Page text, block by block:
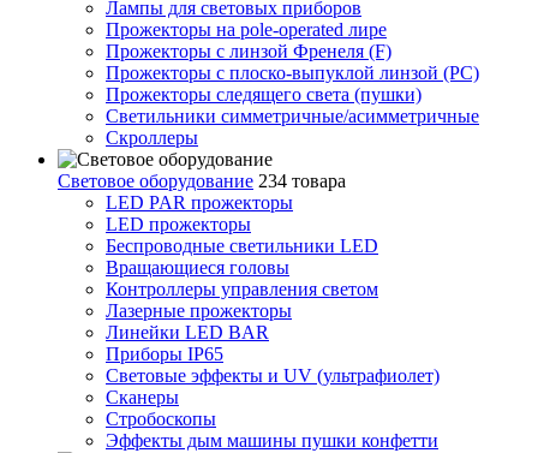
Лампы для световых приборов
Прожекторы на pole-operated лире
Прожекторы с линзой Френеля (F)
Прожекторы с плоско-выпуклой линзой (PC)
Прожекторы следящего света (пушки)
Светильники симметричные/асимметричные
Скроллеры
Световое оборудование 234 товара
LED PAR прожекторы
LED прожекторы
Беспроводные светильники LED
Вращающиеся головы
Контроллеры управления светом
Лазерные прожекторы
Линейки LED BAR
Приборы IP65
Световые эффекты и UV (ультрафиолет)
Сканеры
Стробоскопы
Эффекты дым машины пушки конфетти